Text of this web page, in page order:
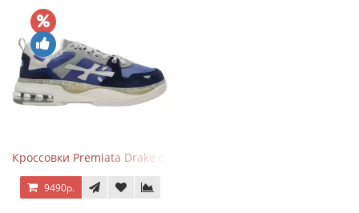
Кроссовки Premiata Drake синие с серым
9490р.